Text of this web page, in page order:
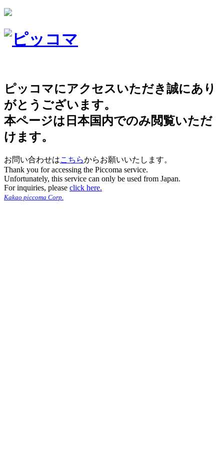
ピッコマにアクセスいただき誠にあり
がとうございます。
本ページは日本国内でのみ閲覧いただ
けます。
お問い合わせはこちらからお願いいたします。
Thank you for accessing the Piccoma service.
Unfortunately, this service can only be used from Japan.
For inquiries, please click here.
Kakao piccoma Corp.